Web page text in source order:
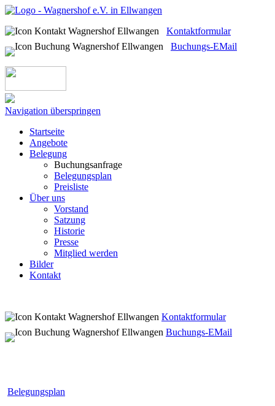
Kontaktformular
Buchungs-EMail
Navigation überspringen
Startseite
Angebote
Belegung
Buchungsanfrage
Belegungsplan
Preisliste
Über uns
Vorstand
Satzung
Historie
Presse
Mitglied werden
Bilder
Kontakt
Kontaktformular
Buchungs-EMail
Belegungsplan